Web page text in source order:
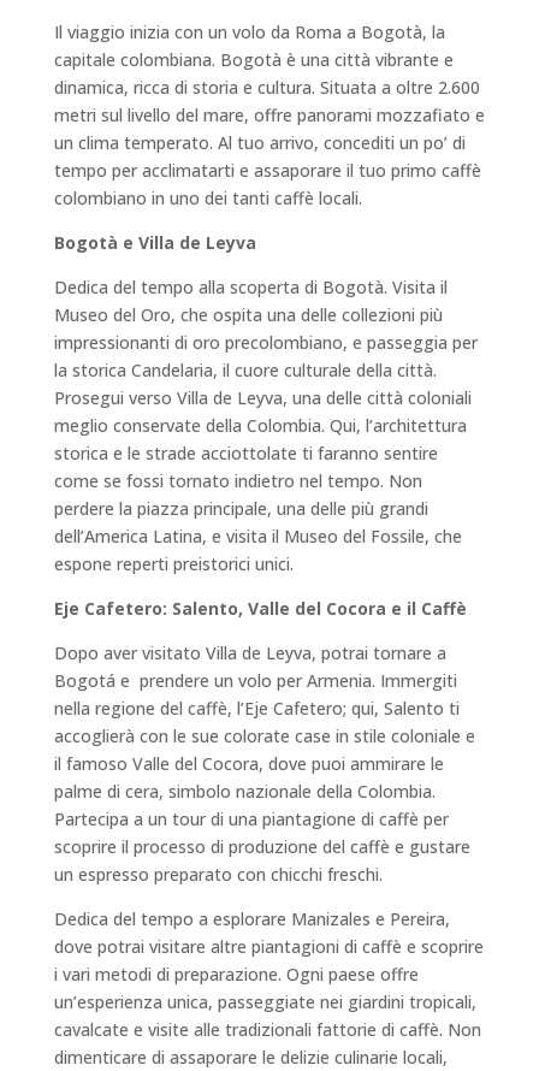
Il viaggio inizia con un volo da Roma a Bogotà, la
capitale colombiana. Bogotà è una città vibrante e
dinamica, ricca di storia e cultura. Situata a oltre 2.600
metri sul livello del mare, offre panorami mozzafiato e
un clima temperato. Al tuo arrivo, concediti un po’ di
tempo per acclimatarti e assaporare il tuo primo caffè
colombiano in uno dei tanti caffè locali.
Bogotà e Villa de Leyva
Dedica del tempo alla scoperta di Bogotà. Visita il
Museo del Oro, che ospita una delle collezioni più
impressionanti di oro precolombiano, e passeggia per
la storica Candelaria, il cuore culturale della città.
Prosegui verso Villa de Leyva, una delle città coloniali
meglio conservate della Colombia. Qui, l’architettura
storica e le strade acciottolate ti faranno sentire
come se fossi tornato indietro nel tempo. Non
perdere la piazza principale, una delle più grandi
dell’America Latina, e visita il Museo del Fossile, che
espone reperti preistorici unici.
Eje Cafetero: Salento, Valle del Cocora e il Caffè
Dopo aver visitato Villa de Leyva, potrai tornare a
Bogotá e prendere un volo per Armenia. Immergiti
nella regione del caffè, l’Eje Cafetero; qui, Salento ti
accoglierà con le sue colorate case in stile coloniale e
il famoso Valle del Cocora, dove puoi ammirare le
palme di cera, simbolo nazionale della Colombia.
Partecipa a un tour di una piantagione di caffè per
scoprire il processo di produzione del caffè e gustare
un espresso preparato con chicchi freschi.
Dedica del tempo a esplorare Manizales e Pereira,
dove potrai visitare altre piantagioni di caffè e scoprire
i vari metodi di preparazione. Ogni paese offre
un’esperienza unica, passeggiate nei giardini tropicali,
cavalcate e visite alle tradizionali fattorie di caffè. Non
dimenticare di assaporare le delizie culinarie locali,